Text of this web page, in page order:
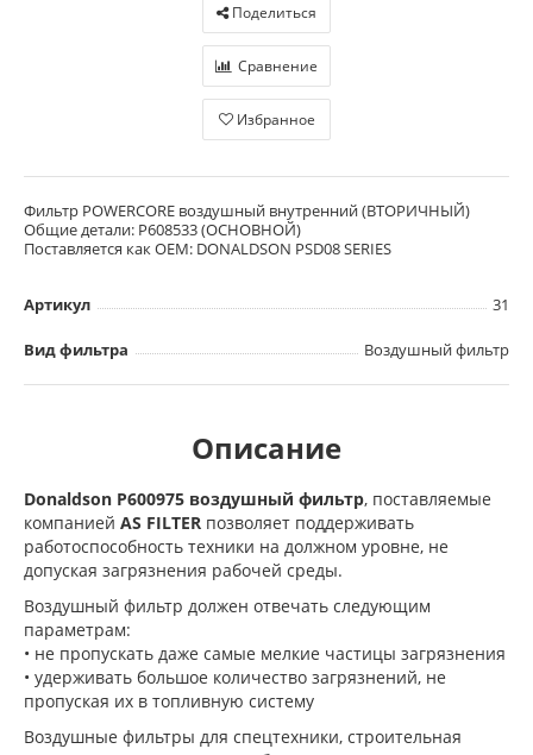
Поделиться
Сравнение
Избранное
Фильтр POWERCORE воздушный внутренний (ВТОРИЧНЫЙ)
Общие детали: P608533 (ОСНОВНОЙ)
Поставляется как OEM: DONALDSON PSD08 SERIES
Артикул 31
Вид фильтра Воздушный фильтр
Описание
Donaldson P600975 воздушный фильтр, поставляемые
компанией AS FILTER позволяет поддерживать
работоспособность техники на должном уровне, не
допуская загрязнения рабочей среды.
Воздушный фильтр должен отвечать следующим
параметрам:
• не пропускать даже самые мелкие частицы загрязнения
• удерживать большое количество загрязнений, не
пропуская их в топливную систему
Воздушные фильтры для спецтехники, строительная